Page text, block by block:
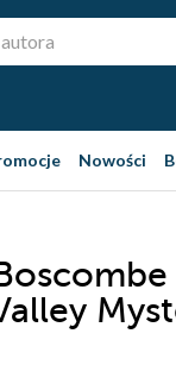
Nowości